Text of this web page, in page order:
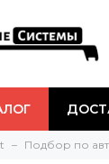
Подбор по